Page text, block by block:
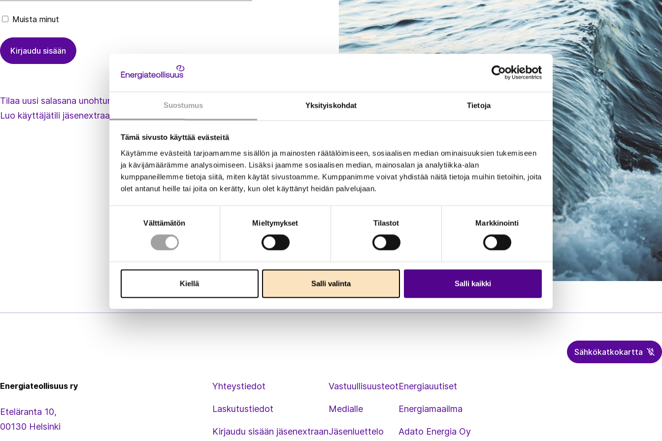
Suostumus Yksityiskohdat Tietoja
Tämä sivusto käyttää evästeitä
Käytämme evästeitä tarjoamamme sisällön ja mainosten räätälöimiseen, sosiaalisen median ominaisuuksien tukemiseen
ja kävijämäärämme analysoimiseen. Lisäksi jaamme sosiaalisen median, mainosalan ja analytiikka-alan
kumppaneillemme tietoja siitä, miten käytät sivustoamme. Kumppanimme voivat yhdistää näitä tietoja muihin tietoihin, joita
olet antanut heille tai joita on kerätty, kun olet käyttänyt heidän palvelujaan.
Välttämätön Mieltymykset Tilastot Markkinointi
Kiellä Salli valinta Salli kaikki
Muista minut
Tilaa uusi salasana unohtuneen tilalle
Luo käyttäjätili jäsenextraan
Sähkökatkokartta
Energiateollisuus ry
Eteläranta 10,
00130 Helsinki
Yhteystiedot
Laskutustiedot
Kirjaudu sisään jäsenextraan
Vastuullisuusteot
Medialle
Jäsenluettelo
Energiauutiset
Energiamaailma
Adato Energia Oy